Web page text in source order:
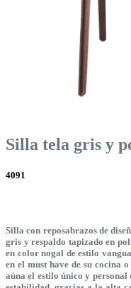
Silla tela gris y
4091
Silla con reposabrazos de
gris y respaldo tapizado en
en color nogal de estilo
en el must have de su cocina
aúna el estilo único y